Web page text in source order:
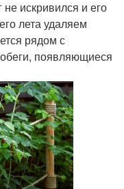
искривился и его
лета удаляем
рядом с
появляющиеся